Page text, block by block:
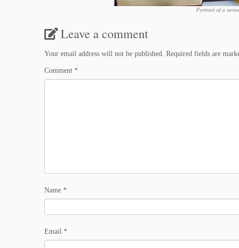
Portrait of a
Leave a comment
Your email address will not be published. Required fields are
Comment *
Name *
Email *